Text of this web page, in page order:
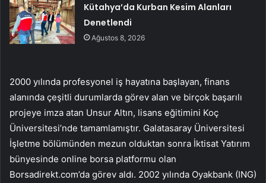
Kütahya’da Kurban Kesim Alanları
Denetlendi
Ağustos 8, 2026
2000 yılında profesyonel iş hayatına başlayan, finans
alanında çeşitli durumlarda görev alan ve birçok başarılı
projeye imza atan Unsur Altın, lisans eğitimini Koç
Üniversitesi’nde tamamlamıştır. Galatasaray Üniversitesi
İşletme bölümünden mezun olduktan sonra İktisat Yatırım
bünyesinde online borsa platformu olan
Borsadirekt.com’da görev aldı. 2002 yılında Oyakbank (ING)